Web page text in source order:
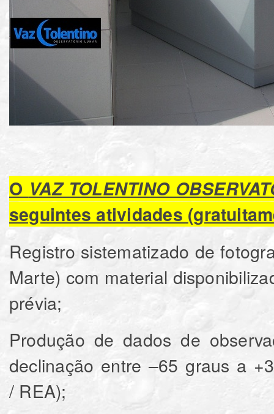
O VAZ TOLENTINO
seguintes atividades
Registro sistematizado de
Marte) com material
prévia;
Produção de dados de
declinação entre –65 graus a
/ REA);